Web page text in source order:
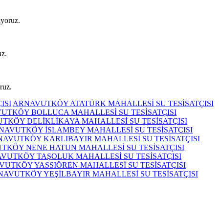
ARNAVUTKÖY ATATÜRK MAHALLESİ SU TESİSATÇISI
BOLLUCA MAHALLESİ SU TESİSATÇISI
DELİKLİKAYA MAHALLESİ SU TESİSATÇISI
İSLAMBEY MAHALLESİ SU TESİSATÇISI
KARLIBAYIR MAHALLESİ SU TESİSATÇISI
NENE HATUN MAHALLESİ SU TESİSATÇISI
TAŞOLUK MAHALLESİ SU TESİSATÇISI
YASSIÖREN MAHALLESİ SU TESİSATÇISI
YEŞİLBAYIR MAHALLESİ SU TESİSATÇISI